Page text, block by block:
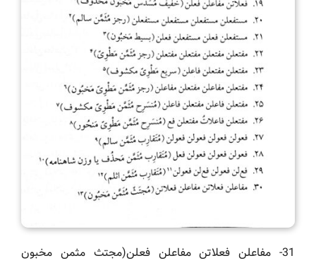
31- مفاعلن فعلاتن مفاعلن فعلن(مجتث مثمن مخبون